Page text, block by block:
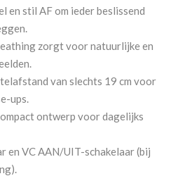
en stil AF om ieder beslissend
zorgt voor natuurlijke en
van slechts 19 cm voor
ups.
ontwerp voor dagelijks
en VC AAN/UIT-schakelaar (bij